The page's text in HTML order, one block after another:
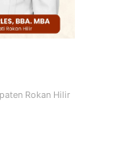
Rokan Hilir